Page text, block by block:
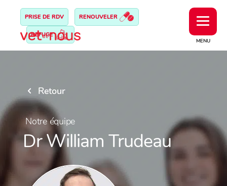
MENU
PRISE DE RDV RENOUVELER
REFUGE
Retour
Notre équipe
Dr William Trudeau